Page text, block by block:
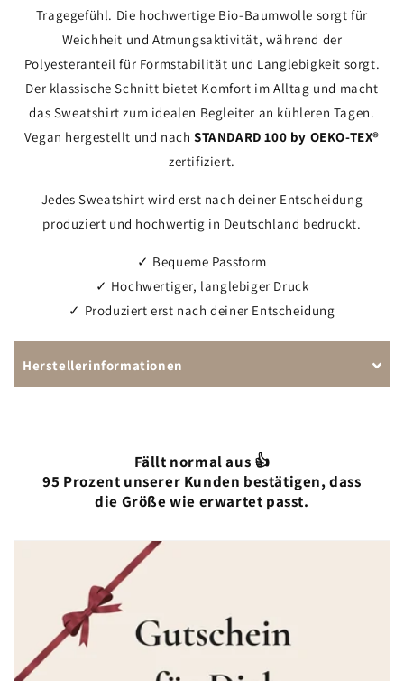
Tragegefühl. Die hochwertige Bio-Baumwolle sorgt für
Weichheit und Atmungsaktivität, während der
Polyesteranteil für Formstabilität und Langlebigkeit sorgt.
Der klassische Schnitt bietet Komfort im Alltag und macht
das Sweatshirt zum idealen Begleiter an kühleren Tagen.
Vegan hergestellt und nachSTANDARD 100 by OEKO-TEX®
zertifiziert.
Jedes Sweatshirt wird erst nach deiner Entscheidung
produziert und hochwertig in Deutschland bedruckt.
✓ Bequeme Passform
✓ Hochwertiger, langlebiger Druck
✓ Produziert erst nach deiner Entscheidung
Herstellerinformationen
Fällt normal aus 👍
95 Prozent unserer Kunden bestätigen, dass
die Größe wie erwartet passt.